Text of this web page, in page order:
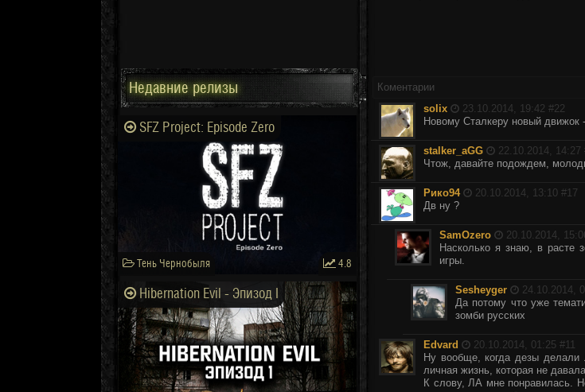
Коментарии
solix
23.10.2014, 19:42 #22
Новому Сталкеру новый движок
stalker_aGG 22.10.2014, 14:27
Чтож, давайте подождем,
Рико94 20.10.2014, 13:10 #17
Дв ну ?
SamOzero 20.10.2014,
Насколько я знаю, в расте
игры.
Sesheyger 24.10.2014,
Да потому что уже
зомби русских
Edvard 20.10.2014, 01:25 #11
Ну вообще, когда дезы делали
личная жизнь, которая не
К слову, ЛА мне понравилась.
Недавние релизы
SFZ Project: Episode Zero
Тень Чернобыля 4.8
Hibernation Evil - Эпизод I